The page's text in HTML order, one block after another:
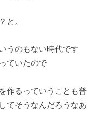
と。
うのもない時代です
ていたので
作るっていうことも普
てそうなんだろうなあ